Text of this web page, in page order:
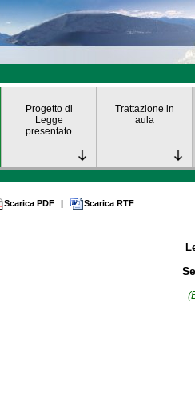
Progetto di
Legge
presentato
Trattazione in
aula
Scarica PDF | Scarica RTF